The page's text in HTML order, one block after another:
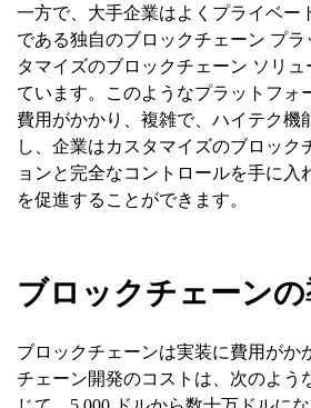
一方で、大手企業はよくプライベー
である独自のブロックチェーン プ
タマイズのブロックチェーン ソリ
ています。このようなプラットフォ
費用がかかり、複雑で、ハイテク機
し、企業はカスタマイズのブロック
ョンと完全なコントロールを手に入
を促進することができます。
ブロックチェーンの
ブロックチェーンは実装に費用がか
チェーン開発のコストは、次のよう